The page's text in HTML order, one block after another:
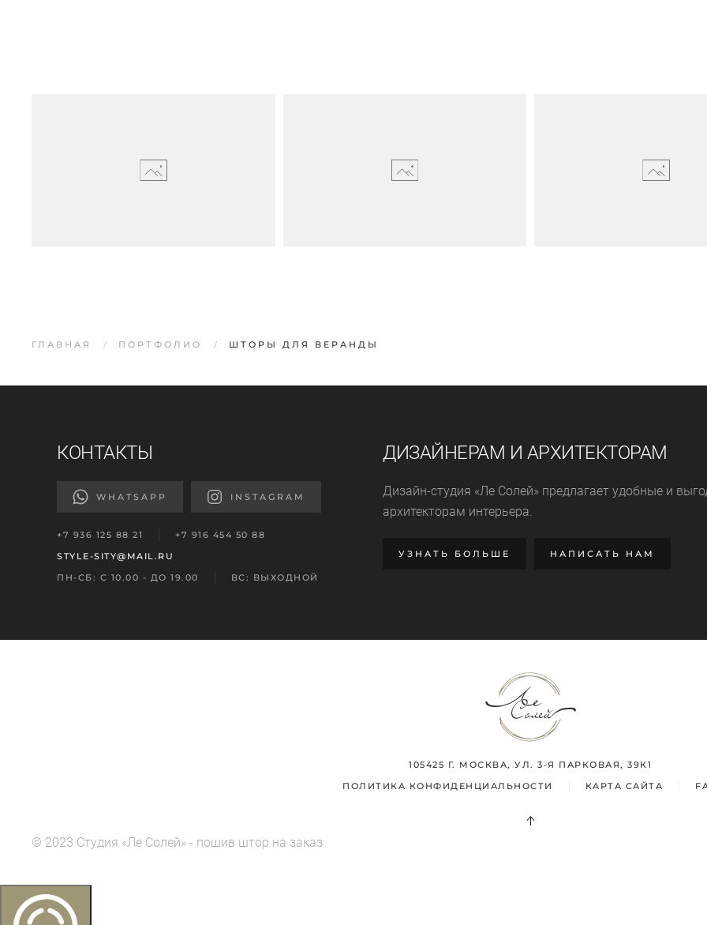
СМОТРЕТЬ СМОТРЕТЬ СМОТРЕТЬ
ГЛАВНАЯ ПОРТФОЛИО ШТОРЫ ДЛЯ ВЕРАНДЫ
КОНТАКТЫ
WHATSAPP INSTAGRAM
+7 936 125 88 21
+7 916 454 50 88
STYLE-SITY@MAIL.RU
ПН-СБ: С 10.00 - ДО 19.00
ВС: ВЫХОДНОЙ
ДИЗАЙНЕРАМ И АРХИТЕКТОРАМ
Дизайн-студия «Ле Солей» предлагает удобные и
архитекторам интерьера.
УЗНАТЬ БОЛЬШЕ НАПИСАТЬ НАМ
105425 Г. МОСКВА, УЛ. 3-Я ПАРКОВАЯ, 39К1
ПОЛИТИКА КОНФИДЕНЦИАЛЬНОСТИ
КАРТА САЙТА
© 2023 Студия «Ле Солей» - пошив штор на заказ